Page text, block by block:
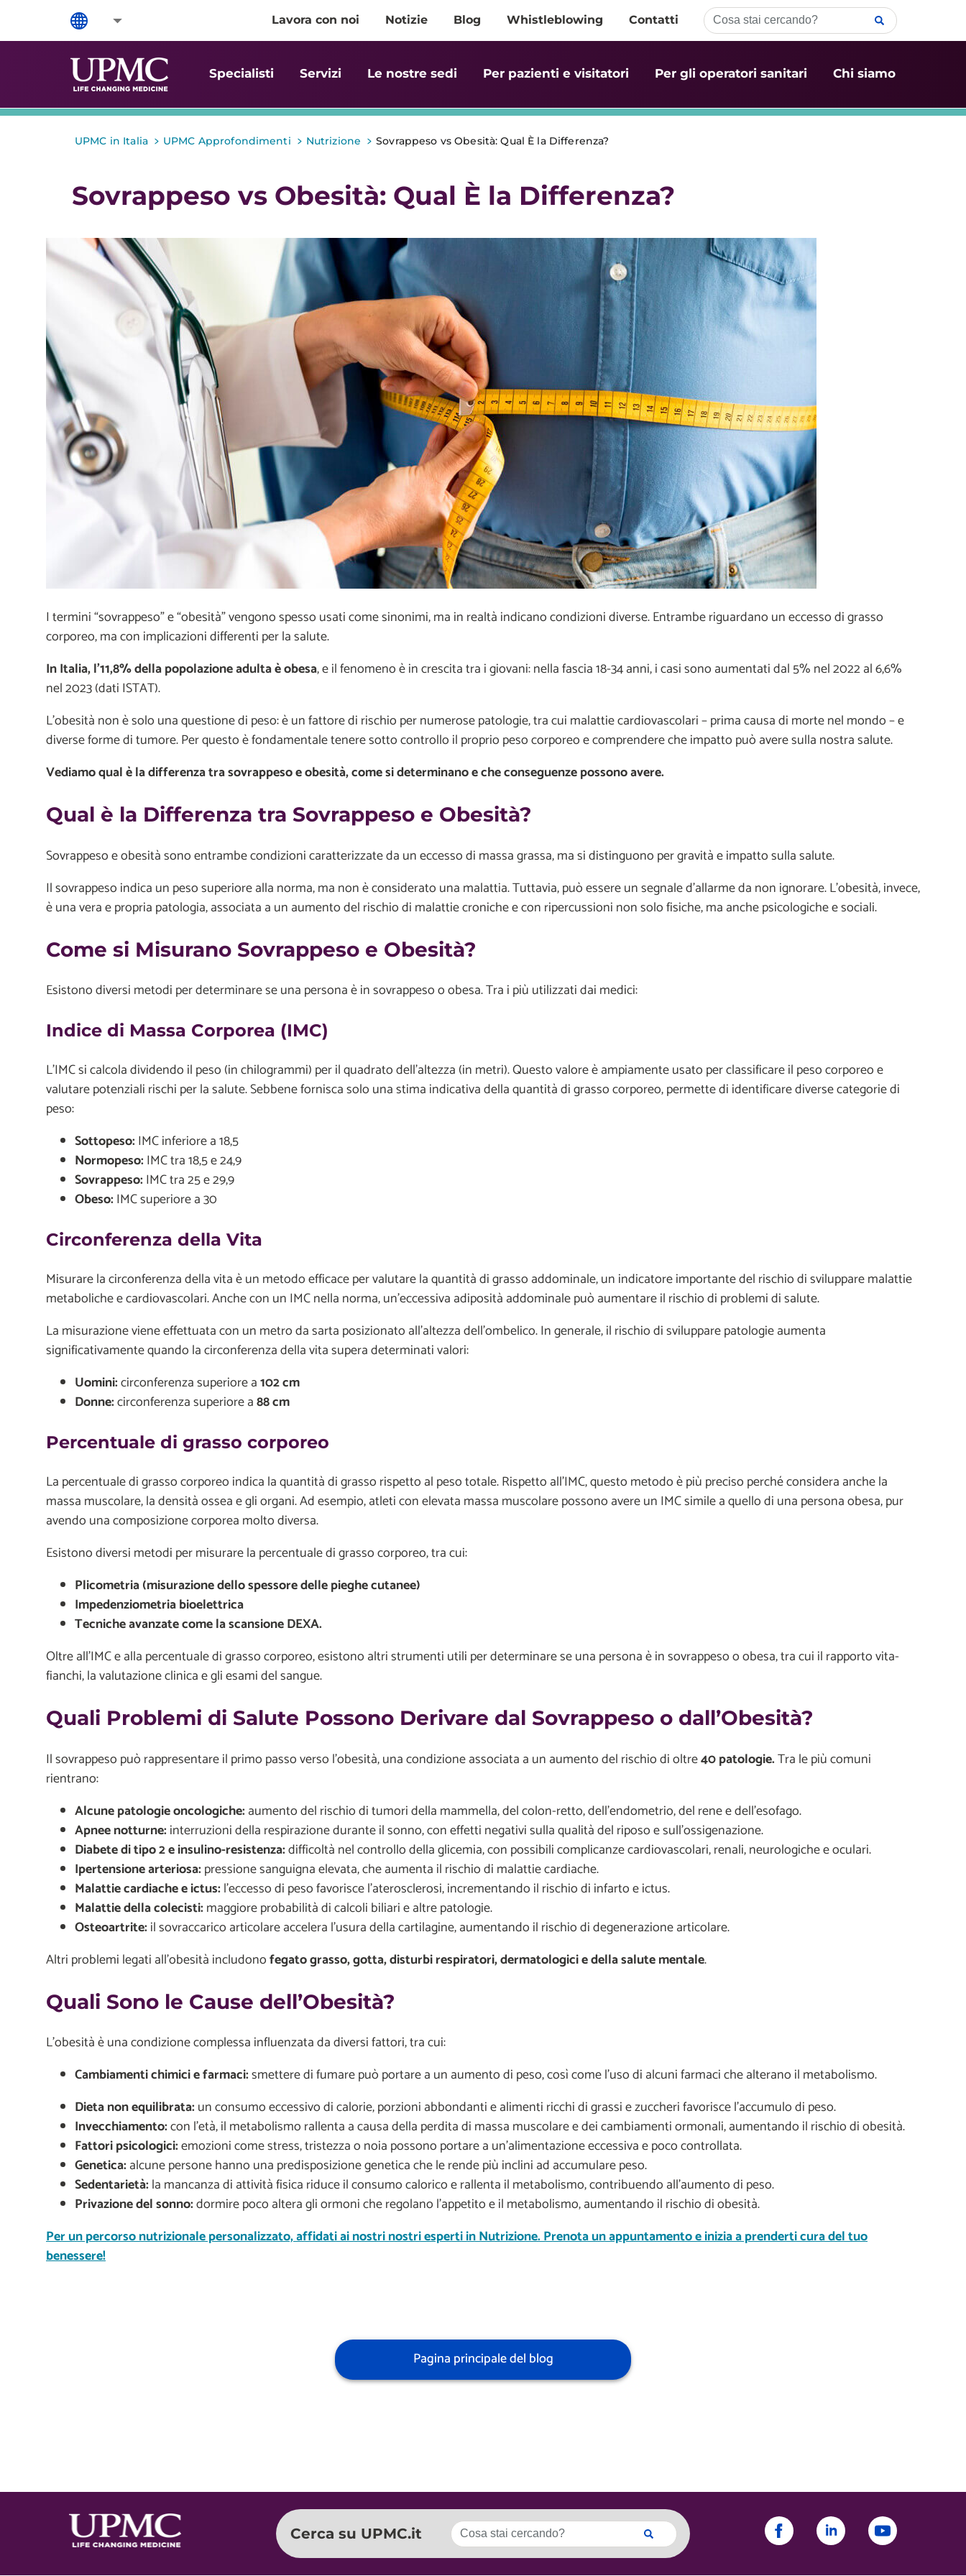
Lavora con noi Notizie Blog Whistleblowing Contatti
Specialisti Servizi Le nostre sedi Per pazienti e visitatori Per gli operatori sanitari Chi siamo
UPMC in Italia > UPMC Approfondimenti > Nutrizione > Sovrappeso vs Obesità: Qual È la Differenza?
Sovrappeso vs Obesità: Qual È la Differenza?
I termini “sovrappeso” e “obesità” vengono spesso usati come sinonimi, ma in realtà indicano condizioni diverse. Entrambe riguardano un eccesso di grasso
corporeo, ma con implicazioni differenti per la salute.
In Italia, l’11,8% della popolazione adulta è obesa, e il fenomeno è in crescita tra i giovani: nella fascia 18-34 anni, i casi sono aumentati dal 5% nel 2022 al 6,6%
nel 2023 (dati ISTAT).
L’obesità non è solo una questione di peso: è un fattore di rischio per numerose patologie, tra cui malattie cardiovascolari – prima causa di morte nel mondo – e
diverse forme di tumore. Per questo è fondamentale tenere sotto controllo il proprio peso corporeo e comprendere che impatto può avere sulla nostra salute.
Vediamo qual è la differenza tra sovrappeso e obesità, come si determinano e che conseguenze possono avere.
Qual è la Differenza tra Sovrappeso e Obesità?
Sovrappeso e obesità sono entrambe condizioni caratterizzate da un eccesso di massa grassa, ma si distinguono per gravità e impatto sulla salute.
Il sovrappeso indica un peso superiore alla norma, ma non è considerato una malattia. Tuttavia, può essere un segnale d’allarme da non ignorare. L’obesità, invece,
è una vera e propria patologia, associata a un aumento del rischio di malattie croniche e con ripercussioni non solo fisiche, ma anche psicologiche e sociali.
Come si Misurano Sovrappeso e Obesità?
Esistono diversi metodi per determinare se una persona è in sovrappeso o obesa. Tra i più utilizzati dai medici:
Indice di Massa Corporea (IMC)
L’IMC si calcola dividendo il peso (in chilogrammi) per il quadrato dell’altezza (in metri). Questo valore è ampiamente usato per classificare il peso corporeo e
valutare potenziali rischi per la salute. Sebbene fornisca solo una stima indicativa della quantità di grasso corporeo, permette di identificare diverse categorie di
peso:
Sottopeso:IMC inferiore a 18,5
Normopeso:IMC tra 18,5 e 24,9
Sovrappeso:IMC tra 25 e 29,9
Obeso:IMC superiore a 30
Circonferenza della Vita
Misurare la circonferenza della vita è un metodo efficace per valutare la quantità di grasso addominale, un indicatore importante del rischio di sviluppare malattie
metaboliche e cardiovascolari. Anche con un IMC nella norma, un’eccessiva adiposità addominale può aumentare il rischio di problemi di salute.
La misurazione viene effettuata con un metro da sarta posizionato all’altezza dell’ombelico. In generale, il rischio di sviluppare patologie aumenta
significativamente quando la circonferenza della vita supera determinati valori:
Uomini:circonferenza superiore a102 cm
Donne:circonferenza superiore a88 cm
Percentuale di grasso corporeo
La percentuale di grasso corporeo indica la quantità di grasso rispetto al peso totale. Rispetto all’IMC, questo metodo è più preciso perché considera anche la
massa muscolare, la densità ossea e gli organi. Ad esempio, atleti con elevata massa muscolare possono avere un IMC simile a quello di una persona obesa, pur
avendo una composizione corporea molto diversa.
Esistono diversi metodi per misurare la percentuale di grasso corporeo, tra cui:
Plicometria (misurazione dello spessore delle pieghe cutanee)
Impedenziometria bioelettrica
Tecniche avanzate come la scansione DEXA.
Oltre all’IMC e alla percentuale di grasso corporeo, esistono altri strumenti utili per determinare se una persona è in sovrappeso o obesa, tra cui il rapporto vita-
fianchi, la valutazione clinica e gli esami del sangue.
Quali Problemi di Salute Possono Derivare dal Sovrappeso o dall’Obesità?
Il sovrappeso può rappresentare il primo passo verso l’obesità, una condizione associata a un aumento del rischio di oltre40 patologie.Tra le più comuni
rientrano:
Alcune patologie oncologiche:aumento del rischio di tumori della mammella, del colon-retto, dell’endometrio, del rene e dell’esofago.
Apnee notturne:interruzioni della respirazione durante il sonno, con effetti negativi sulla qualità del riposo e sull’ossigenazione.
Diabete di tipo 2 e insulino-resistenza:difficoltà nel controllo della glicemia, con possibili complicanze cardiovascolari, renali, neurologiche e oculari.
Ipertensione arteriosa:pressione sanguigna elevata, che aumenta il rischio di malattie cardiache.
Malattie cardiache e ictus:l’eccesso di peso favorisce l’aterosclerosi, incrementando il rischio di infarto e ictus.
Malattie della colecisti:maggiore probabilità di calcoli biliari e altre patologie.
Osteoartrite:il sovraccarico articolare accelera l’usura della cartilagine, aumentando il rischio di degenerazione articolare.
Altri problemi legati all’obesità includonofegato grasso, gotta, disturbi respiratori, dermatologici e della salute mentale.
Quali Sono le Cause dell’Obesità?
L’obesità è una condizione complessa influenzata da diversi fattori, tra cui:
Cambiamenti chimici e farmaci:smettere di fumare può portare a un aumento di peso, così come l’uso di alcuni farmaci che alterano il metabolismo.
Dieta non equilibrata:un consumo eccessivo di calorie, porzioni abbondanti e alimenti ricchi di grassi e zuccheri favorisce l’accumulo di peso.
Invecchiamento:con l’età, il metabolismo rallenta a causa della perdita di massa muscolare e dei cambiamenti ormonali, aumentando il rischio di obesità.
Fattori psicologici:emozioni come stress, tristezza o noia possono portare a un’alimentazione eccessiva e poco controllata.
Genetica:alcune persone hanno una predisposizione genetica che le rende più inclini ad accumulare peso.
Sedentarietà:la mancanza di attività fisica riduce il consumo calorico e rallenta il metabolismo, contribuendo all’aumento di peso.
Privazione del sonno:dormire poco altera gli ormoni che regolano l’appetito e il metabolismo, aumentando il rischio di obesità.
Per un percorso nutrizionale personalizzato, affidati ai nostri nostri esperti in Nutrizione. Prenota un appuntamento e inizia a prenderti cura del tuo
benessere!
Pagina principale del blog
Cerca su UPMC.it